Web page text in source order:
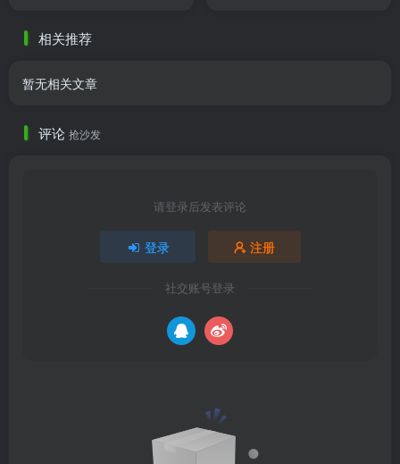
相关推荐
暂无相关文章
评论 抢沙发
请登录后发表评论
登录 注册
社交账号登录